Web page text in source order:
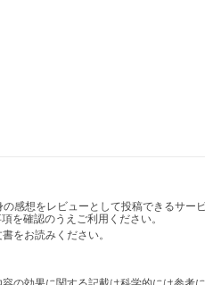
感想をレビューとして投稿できるサ
を確認のうえご利用ください。
をお読みください。